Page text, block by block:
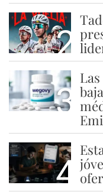
2
3
4